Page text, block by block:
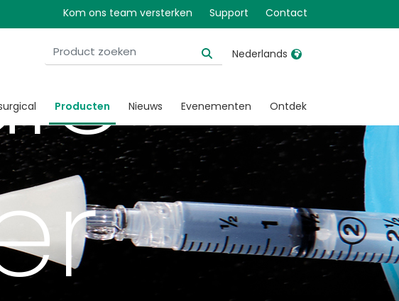
Kom ons team versterken Support Contact
Nederlands
United States
Australia
België, Nederlands
Belgique, Français
Canada, English
Canada, Français
Italia
Japan
Lietuva
Mexico
Nederlands
Producten Nieuws Evenementen Ontdek